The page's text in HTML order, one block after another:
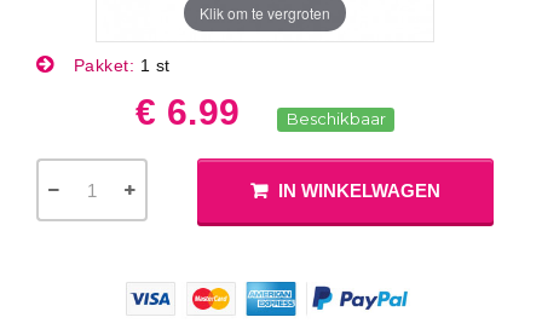
Klik om te vergroten
Pakket: 1 st
€ 6.99 Beschikbaar
IN WINKELWAGEN